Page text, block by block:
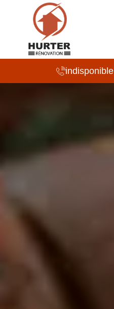
indisponible